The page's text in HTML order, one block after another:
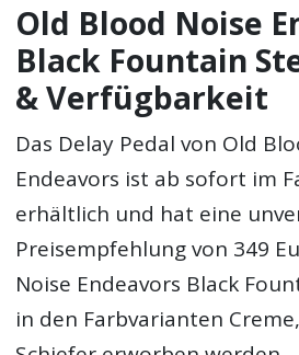
Old Blood Noise
Black Fountain
& Verfügbarkeit
Das Delay Pedal von Old
Endeavors ist ab sofort im
erhältlich und hat eine
Preisempfehlung von 349
Noise Endeavors Black
in den Farbvarianten